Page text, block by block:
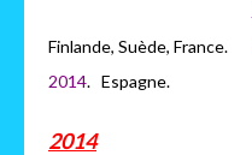
Finlande, Suède, France.
2014. Espagne.
2014